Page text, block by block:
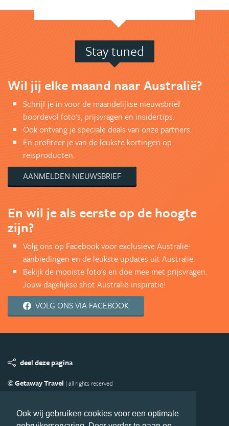
Ook wij gebruiken cookies voor een optimale
Stay tuned
Wil jij elke maand naar Australië?
Schrijf je in voor de maandelijkse nieuwsbrief
boordevol foto's, prijsvragen en insidertips.
Ook ontvang je speciale deals van onze partners.
En profiteer je van de leukste kortingen op
reisproducten.
AANMELDEN NIEUWSBRIEF
En wil je als eerste op de hoogte
zijn?
Volg ons op Facebook voor exclusieve Australië-
aanbiedingen en de leukste updates uit Australië.
Bekijk de mooiste foto's en doe mee met prijsvragen.
Jouw dagelijkse shot Australië-inspiratie!
VOLG ONS VIA FACEBOOK
deel deze pagina
© Getaway Travel | all rights reserved
Copyright
Privacy statement Disclaimer
Cookies